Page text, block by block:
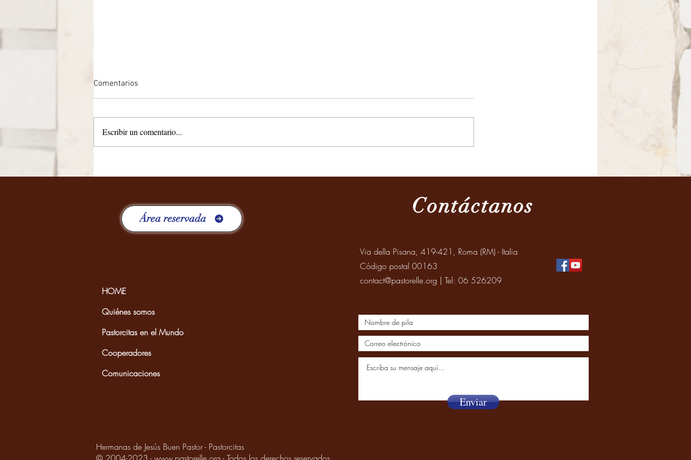
CTN 2/2024 CTN 1/2023 CTN 2/2022
Comentarios
Escribir un comentario...
Área reservada
HOME
Quiénes somos
Pastorcitas en el Mundo
Cooperadores
Comunicaciones
Contáctanos
Via della Pisana, 419-421, Roma (RM) - Italia
Código postal 00163
contact@pastorelle.org | Tel: 06 526209
Enviar
Hermanas de Jesús Buen Pastor - Pastorcitas